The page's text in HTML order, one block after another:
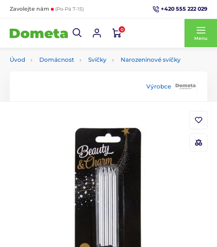
Zavolejte nám (Po-Pá 7-15) +420 555 222 029
0
Menu
Úvod Domácnost Svíčky Narozeninové svíčky
Výrobce